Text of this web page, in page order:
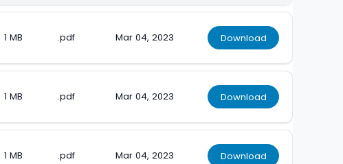
1 MB .pdf Mar 04, 2023 Download
1 MB .pdf Mar 04, 2023 Download
1 MB .pdf Mar 04, 2023 Download